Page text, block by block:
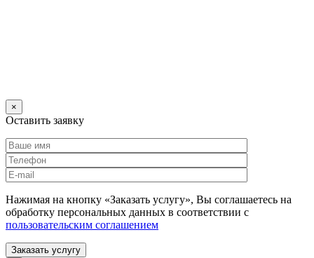
×
Оставить заявку
Нажимая на кнопку «Заказать услугу», Вы соглашаетесь на
обработку персональных данных в соответствии с
пользовательским соглашением
Заказать услугу